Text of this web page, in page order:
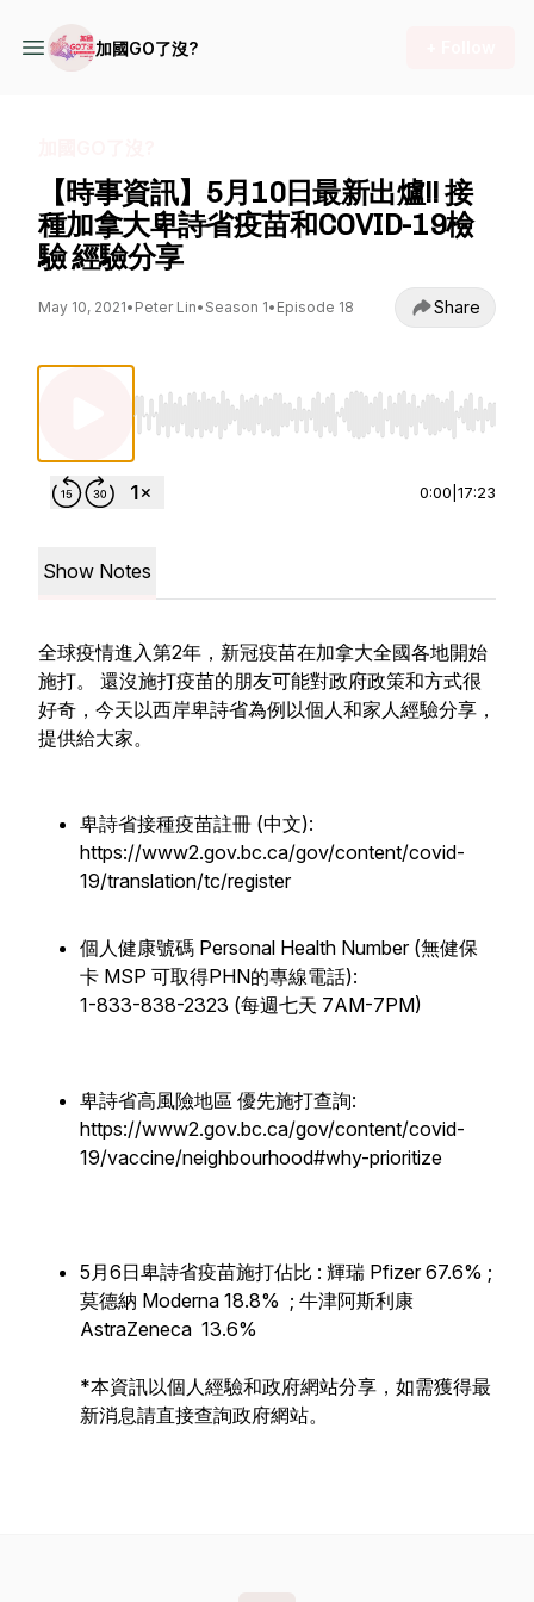
加國GO了沒?
【時事資訊】5月10日最新出爐!! 接
種加拿大卑詩省疫苗和COVID-19檢
驗 經驗分享
May 10, 2021• Peter Lin• Season 1• Episode 18 Share
Use Left/Right to seek, Home/End to jump
0:00 17:23
Show Notes
全球疫情進入第2年，新冠疫苗在加拿大全國各地開始
施打。 還沒施打疫苗的朋友可能對政府政策和方式很
好奇，今天以西岸卑詩省為例以個人和家人經驗分享，
提供給大家。
卑詩省接種疫苗註冊 (中文):
https://www2.gov.bc.ca/gov/content/covid-
19/translation/tc/register
個人健康號碼 Personal Health Number (無健保
卡 MSP 可取得PHN的專線電話):
1-833-838-2323 (每週七天 7AM-7PM)
卑詩省高風險地區 優先施打查詢:
https://www2.gov.bc.ca/gov/content/covid-
19/vaccine/neighbourhood#why-prioritize
5月6日卑詩省疫苗施打佔比 : 輝瑞 Pfizer 67.6% ;
莫德納 Moderna 18.8% ; 牛津阿斯利康
AstraZeneca 13.6%
*本資訊以個人經驗和政府網站分享，如需獲得最
新消息請直接查詢政府網站。